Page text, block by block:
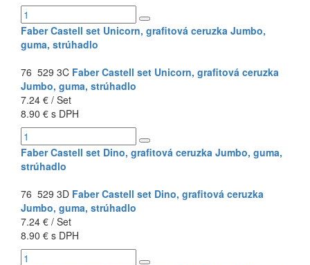
Faber Castell set Unicorn, grafitová ceruzka Jumbo,
guma, strúhadlo
76 529 3C Faber Castell set Unicorn, grafitová ceruzka
Jumbo, guma, strúhadlo
7.24 € / Set
8.90 € s DPH
Faber Castell set Dino, grafitová ceruzka Jumbo, guma,
strúhadlo
76 529 3D Faber Castell set Dino, grafitová ceruzka
Jumbo, guma, strúhadlo
7.24 € / Set
8.90 € s DPH